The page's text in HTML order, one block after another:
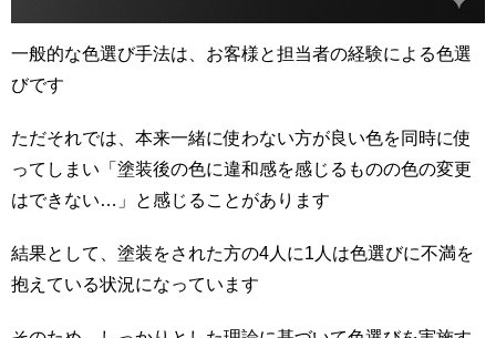
一般的な色選び手法は、お客様と担当者の経験による色選
びです
ただそれでは、本来一緒に使わない方が良い色を同時に使
ってしまい「塗装後の色に違和感を感じるものの色の変更
はできない…」と感じることがあります
結果として、塗装をされた方の4人に1人は色選びに不満を
抱えている状況になっています